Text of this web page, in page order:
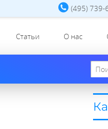
(495) 739-
Статьи О нас